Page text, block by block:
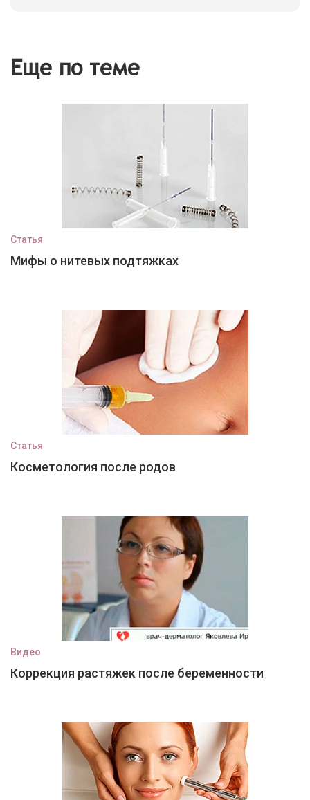
Еще по теме
Статья
Мифы о нитевых подтяжках
Статья
Косметология после родов
Видео
Коррекция растяжек после беременности